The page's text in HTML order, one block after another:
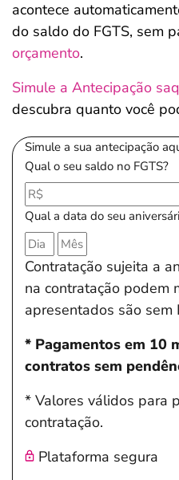
acontece
do saldo do FGTS, sem
orçamento.
Simule a Antecipação
descubra quanto você
Simule a sua antecipação
Qual o seu saldo no FGTS?
Qual a data do seu
Contratação sujeita a
na contratação podem
apresentados são sem
* Pagamentos em 10
contratos sem
* Valores válidos para
contratação.
Plataforma segura